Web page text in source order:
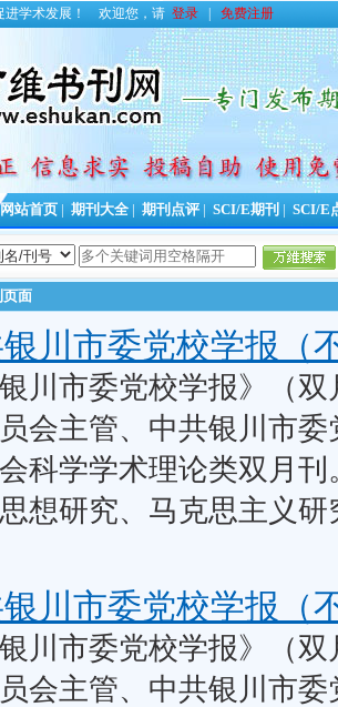
进学术发展！ 欢迎您，请 登录 免费注册
网站首页 期刊大全 期刊点评 SCI/E期刊 SCI/E
页面
川市委党校学报（
银川市委党校学报》（
会主管、中共银川市
科学学术理论类双月
想研究、马克思主义
川市委党校学报（
银川市委党校学报》（
会主管、中共银川市